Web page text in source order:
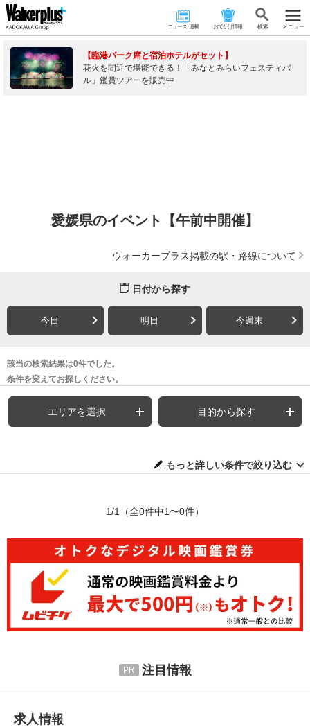
ニュース･連載 おでかけ情報 検 索 メニュー
【臨港パーク席と宿泊ホテルがセット】
花火を間近で堪能できる！「みなとみらいフェスティバ
ル」鑑賞ツアーを販売中
愛媛県のイベント【午前中開催】
ウォーカープラス掲載の駅・路線について
日付から探す
今日 明日 今週末
該当の検索結果は0件でした。
条件を変えてお探しください。
エリアを選択 目的から探す
もっと詳しい条件で絞り込む
1/1 （全0件中1〜0件）
注目情報
求人情報